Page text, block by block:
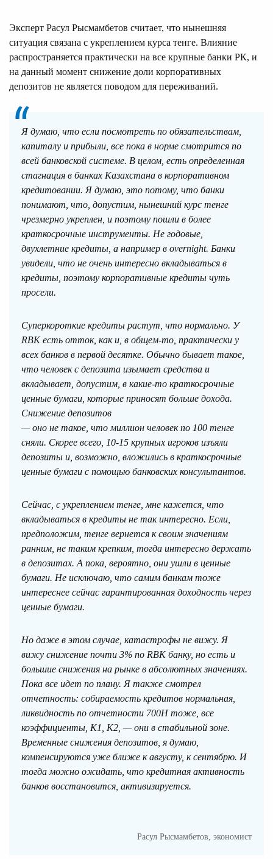
Эксперт Расул Рысмамбетов считает, что нынешняя
ситуация связана с укреплением курса тенге. Влияние
распространяется практически на все крупные банки РК, и
на данный момент снижение доли корпоративных
депозитов не является поводом для переживаний.
Я думаю, что если посмотреть по обязательствам,
капиталу и прибыли, все пока в норме смотрится по
всей банковской системе. В целом, есть определенная
стагнация в банках Казахстана в корпоративном
кредитовании. Я думаю, это потому, что банки
понимают, что, допустим, нынешний курс тенге
чрезмерно укреплен, и поэтому пошли в более
краткосрочные инструменты. Не годовые,
двухлетние кредиты, а например в overnight. Банки
увидели, что не очень интересно вкладываться в
кредиты, поэтому корпоративные кредиты чуть
просели.
Суперкороткие кредиты растут, что нормально. У
RBK есть отток, как и, в общем-то, практически у
всех банков в первой десятке. Обычно бывает такое,
что человек с депозита изымает средства и
вкладывает, допустим, в какие-то краткосрочные
ценные бумаги, которые приносят больше дохода.
Снижение депозитов
— оно не такое, что миллион человек по 100 тенге
сняли. Скорее всего, 10-15 крупных игроков изъяли
депозиты и, возможно, вложились в краткосрочные
ценные бумаги с помощью банковских консультантов.
Сейчас, с укреплением тенге, мне кажется, что
вкладываться в кредиты не так интересно. Если,
предположим, тенге вернется к своим значениям
ранним, не таким крепким, тогда интересно держать
в депозитах. А пока, вероятно, они ушли в ценные
бумаги. Не исключаю, что самим банкам тоже
интереснее сейчас гарантированная доходность через
ценные бумаги.
Но даже в этом случае, катастрофы не вижу. Я
вижу снижение почти 3% по RBK банку, но есть и
большие снижения на рынке в абсолютных значениях.
Пока все идет по плану. Я также смотрел
отчетность: собираемость кредитов нормальная,
ликвидность по отчетности 700Н тоже, все
коэффициенты, К1, К2, — они в стабильной зоне.
Временные снижения депозитов, я думаю,
компенсируются уже ближе к августу, к сентябрю. И
тогда можно ожидать, что кредитная активность
банков восстановится, активизируется.
Расул Рысмамбетов, экономист